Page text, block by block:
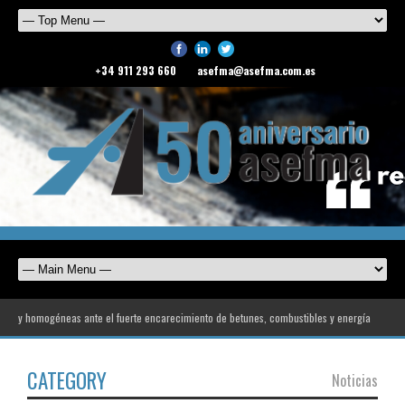
+34 911 293 660 asefma@asefma.com.es
ante el fuerte encarecimiento de betunes, combustibles y energía ASEFMA
CATEGORY Noticias